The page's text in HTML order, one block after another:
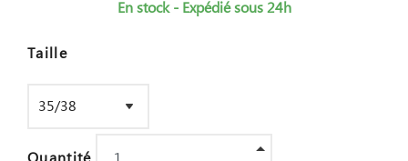
En stock - Expédié sous 24h
Taille